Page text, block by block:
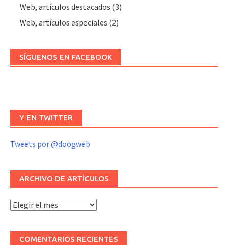
Web, artículos destacados (3)
Web, artículos especiales (2)
SÍGUENOS EN FACEBOOK
Y EN TWITTER
Tweets por @doogweb
ARCHIVO DE ARTÍCULOS
Archivo
COMENTARIOS RECIENTES